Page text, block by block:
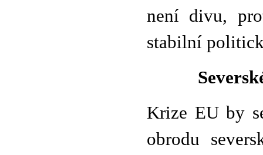
není divu,
stabilní
Krize EU by
obrodu